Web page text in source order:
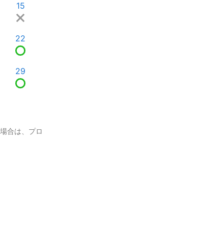
15
22
29
合は、プロ